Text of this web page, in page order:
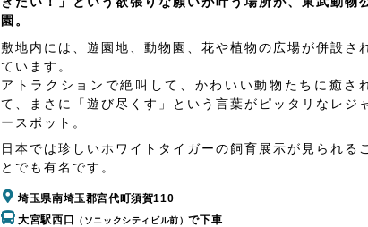
園。
敷地内には、遊園地、動物園、花や植物の広場が併設さ
ています。
アトラクションで絶叫して、かわいい動物たちに癒さ
て、まさに「遊び尽くす」という言葉がピッタリなレジ
ースポット。
日本では珍しいホワイトタイガーの飼育展示が見られる
とでも有名です。
埼玉県南埼玉郡宮代町須賀110
大宮駅西口
（ソニックシティビル前）で下車